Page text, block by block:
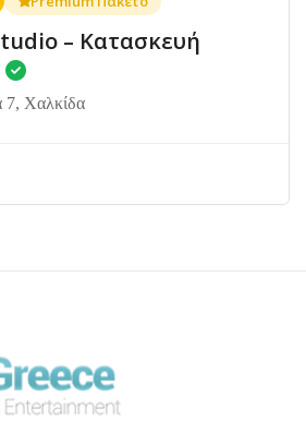
– Κατασκευή
7, Χαλκίδα